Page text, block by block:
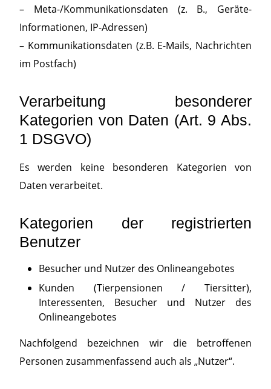
– Meta-/Kommunikationsdaten (z. B., Geräte-
Informationen, IP-Adressen)
– Kommunikationsdaten (z.B. E-Mails, Nachrichten
im Postfach)
Verarbeitung besonderer
Kategorien von Daten (Art. 9 Abs.
1 DSGVO)
Es werden keine besonderen Kategorien von
Daten verarbeitet.
Kategorien der registrierten
Benutzer
Besucher und Nutzer des Onlineangebotes
Kunden (Tierpensionen / Tiersitter),
Interessenten, Besucher und Nutzer des
Onlineangebotes
Nachfolgend bezeichnen wir die betroffenen
Personen zusammenfassend auch als „Nutzer“.